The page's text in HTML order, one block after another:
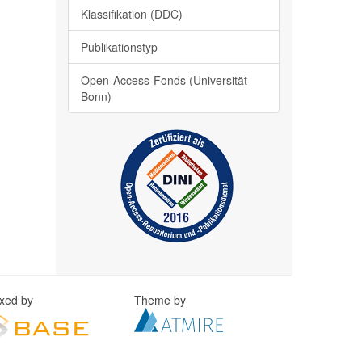
Klassifikation (DDC)
Publikationstyp
Open-Access-Fonds (Universität
Bonn)
by Theme by